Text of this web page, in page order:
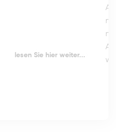
lesen Sie hier weiter...